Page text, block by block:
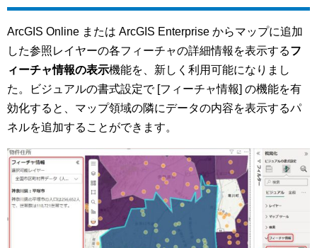
ArcGIS Online または ArcGIS Enterprise からマップに追加
した参照レイヤーの各フィーチャの詳細情報を表示するフ
ィーチャ情報の表示機能を、新しく利用可能になりまし
た。ビジュアルの書式設定で [フィーチャ情報] の機能を有
効化すると、マップ領域の隣にデータの内容を表示するパ
ネルを追加することができます。